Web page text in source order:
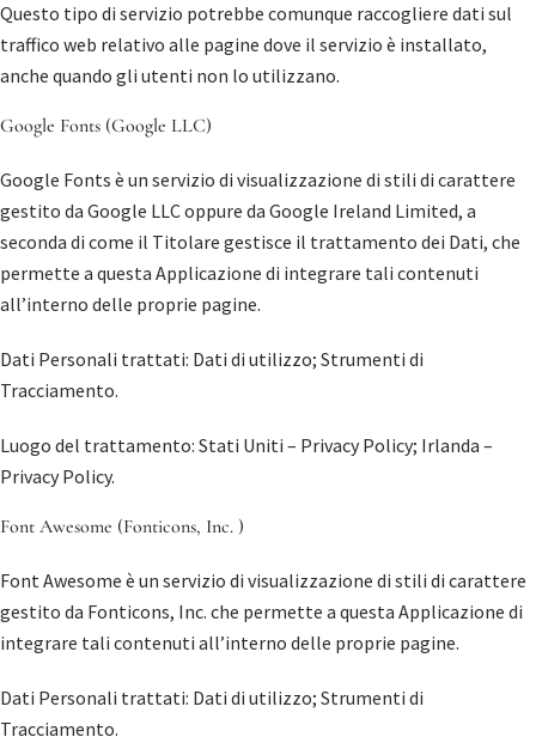
Questo tipo di servizio potrebbe comunque raccogliere dati sul
traffico web relativo alle pagine dove il servizio è installato,
anche quando gli utenti non lo utilizzano.
Google Fonts (Google LLC)
Google Fonts è un servizio di visualizzazione di stili di carattere
gestito da Google LLC oppure da Google Ireland Limited, a
seconda di come il Titolare gestisce il trattamento dei Dati, che
permette a questa Applicazione di integrare tali contenuti
all’interno delle proprie pagine.
Dati Personali trattati: Dati di utilizzo; Strumenti di
Tracciamento.
Luogo del trattamento: Stati Uniti – Privacy Policy; Irlanda –
Privacy Policy.
Font Awesome (Fonticons, Inc. )
Font Awesome è un servizio di visualizzazione di stili di carattere
gestito da Fonticons, Inc. che permette a questa Applicazione di
integrare tali contenuti all’interno delle proprie pagine.
Dati Personali trattati: Dati di utilizzo; Strumenti di
Tracciamento.